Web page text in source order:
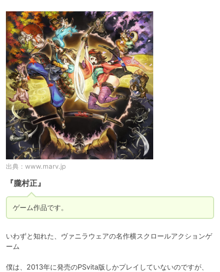
出典： www.marv.jp
『朧村正』
ゲーム作品です。
いわずと知れた、ヴァニラウェアの名作横スクロールアクションゲ
ーム
僕は、2013年に発売のPSvita版しかプレイしていないのですが、